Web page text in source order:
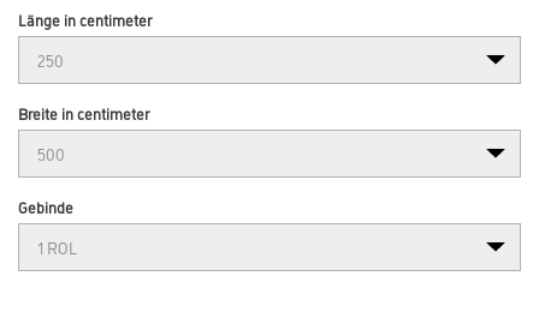
Länge in centimeter
Breite in centimeter
Gebinde